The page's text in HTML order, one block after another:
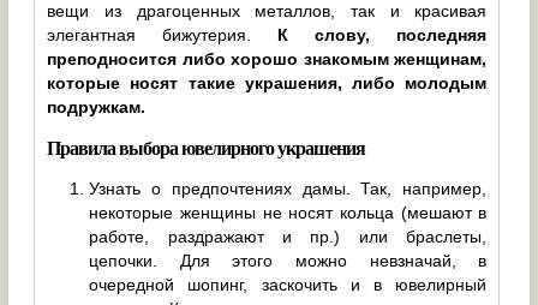
вещи из драгоценных металлов, так и красивая
элегантная бижутерия. К слову, последняя
преподносится либо хорошо знакомым женщинам,
которые носят такие украшения, либо молодым
подружкам.
Правила выбора ювелирного украшения
Узнать о предпочтениях дамы. Так, например,
некоторые женщины не носят кольца (мешают в
работе, раздражают и пр.) или браслеты,
цепочки. Для этого можно невзначай, в
очередной шопинг, заскочить и в ювелирный